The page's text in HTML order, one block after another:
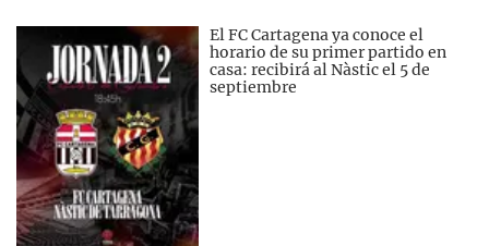
El FC Cartagena ya conoce el
horario de su primer partido en
casa: recibirá al Nàstic el 5 de
septiembre